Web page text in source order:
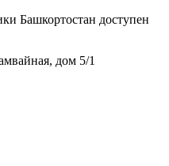
Башкортостан доступен
дом 5/1